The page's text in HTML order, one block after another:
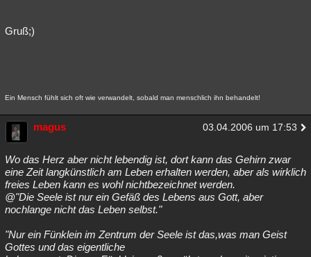
Gruß;)
Ein Mensch fühlt sich oft wie verwandelt, sobald man menschlich ihn behandelt!
magus 03.04.2006 um 17:53
Wo das Herz aber nicht lebendig ist, dort kann das Gehirn zwar
eine Zeit langkünstlich am Leben erhalten werden, aber als wirklich
freies Leben kann es wohl nichtbezeichnet werden.
@"Die Seele ist nur ein Gefäß des Lebens aus Gott, aber
nochlange nicht das Leben selbst."
"Nur ein Fünklein im Zentrum der Seele ist das,was man Geist
Gottes und das eigentliche